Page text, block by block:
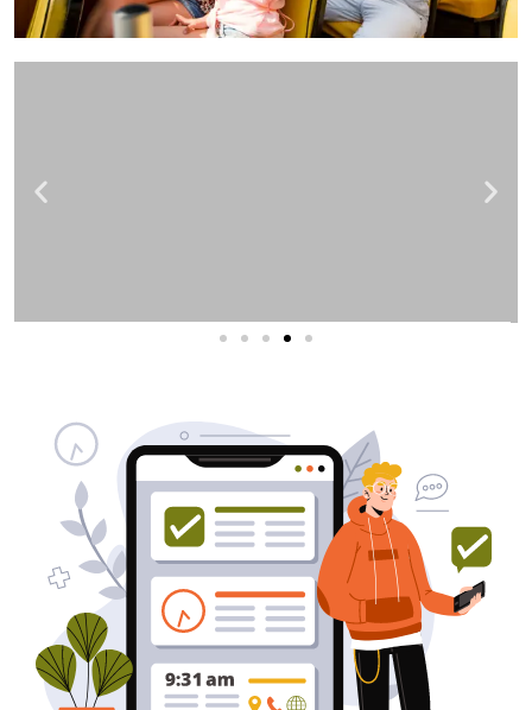
בעל/ת עסק? סוכנות ניהול מוניטין
לקידום, שיווק ופרסום באינטרנט
כאן עבורך!
לפרטים